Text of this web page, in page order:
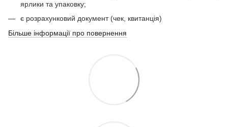
ярлики та упаковку;
є розрахунковий документ (чек, квитанція)
Більше інформації про повернення